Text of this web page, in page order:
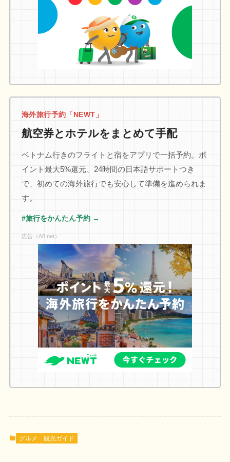
海外旅行予約「NEWT」
航空券とホテルをまとめて手配
ベトナム行きのフライトと宿をアプリで一括予約。ポ
イント最大5%還元、24時間の日本語サポートつき
で、初めての海外旅行でも安心して準備を進められま
す。
#旅行をかんたん予約 →
広告（A8.net）
グルメ 観光ガイド